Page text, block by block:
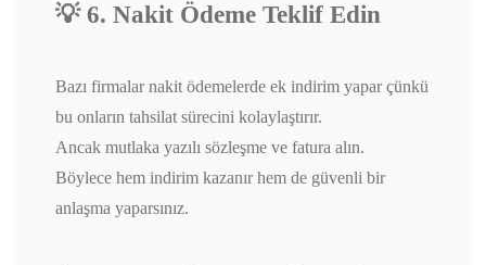
💡 6. Nakit Ödeme Teklif Edin
Bazı firmalar nakit ödemelerde ek indirim yapar çünkü
bu onların tahsilat sürecini kolaylaştırır.
Ancak mutlaka yazılı sözleşme ve fatura alın.
Böylece hem indirim kazanır hem de güvenli bir
anlaşma yaparsınız.